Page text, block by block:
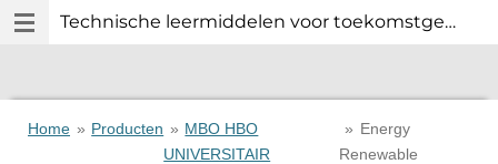
Ga
direct
de
hoofdinhoud
Technische leermiddelen voor toekomstgericht technisch onderwijs.
Home » Producten » MBO HBO
UNIVERSITAIR
» Energy
Renewable